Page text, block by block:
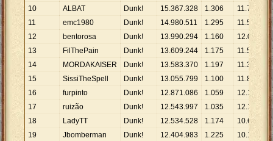
10
ALBAT Dunk! 15.367.328 1.306 11.767
11
emc1980 Dunk! 14.980.511 1.295 11.568
12
bentorosa Dunk! 13.990.294 1.160 12.061
13
FilThePain Dunk! 13.609.244 1.175 11.582
14
MORDAKAISER Dunk! 13.583.370 1.197 11.348
15
SissiTheSpell Dunk! 13.055.799 1.100 11.869
16
furpinto Dunk! 12.871.086 1.059 12.154
17
ruizão Dunk! 12.543.997 1.035 12.120
18
LadyTT Dunk! 12.534.528 1.174 10.677
19
Jbomberman Dunk! 12.404.983 1.225 10.127